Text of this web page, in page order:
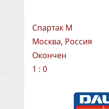
Спартак М
Москва, Россия
Окончен
1 : 0